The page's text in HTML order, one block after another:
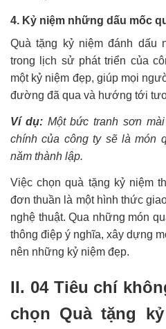
4. Kỷ niệm những dấu mốc
Quà tặng kỷ niệm đánh dấu
trong lịch sử phát triển của
một kỷ niệm đẹp, giúp mọi
đường đã qua và hướng tới
Ví dụ:Một bức tranh sơn
chính của công ty sẽ là món
năm thành lập.
Việc chọn quà tặng kỷ niệm
đơn thuần là một hình thức
nghệ thuật. Qua những món
thông điệp ý nghĩa, xây dựng
nên những kỷ niệm đẹp.
II. 04 Tiêu chí
chọn Quà tặng